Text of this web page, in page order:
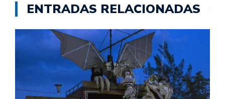
ENTRADAS RELACIONADAS